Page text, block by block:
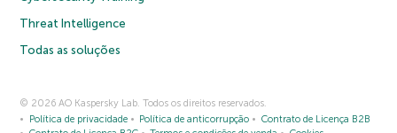
Threat Intelligence
Todas as soluções
© 2026 AO Kaspersky Lab. Todos os direitos reservados.
Política de privacidade
Política de anticorrupção
Contrato de Licença B2B